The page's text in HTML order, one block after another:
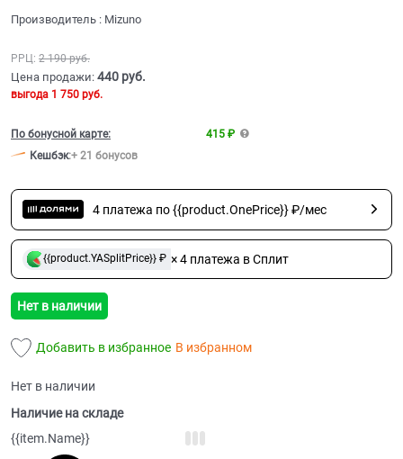
Производитель : Mizuno
РРЦ: 2 190 руб.
Цена продажи: 440 руб.
выгода 1 750 руб.
По бонусной карте:
415 ₽
Кешбэк:+ 21 бонусов
4 платежа по {{product.OnePrice}} ₽/мес
{{product.YASplitPrice}} ₽ × 4 платежа в Сплит
Нет в наличии
Добавить в избранное В избранном
Нет в наличии
Наличие на складе
{{item.Name}}